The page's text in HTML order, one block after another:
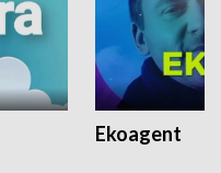
Ekoagent